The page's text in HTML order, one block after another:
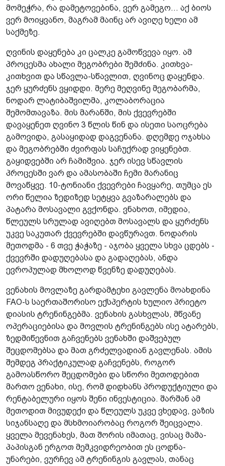
მომეჭრა, რა დამეტოვებინა, ვერ გამეგო... აქ ბიოს
ვერ მოიყვანო, მაგრამ მაინც არ ავიღე ხელი ამ
საქმეზე.
ღვინის დაყენება კი ცალკე გამოწვევა იყო. ამ
პროცესმა ახალი მეგობრები შემძინა. კითხვა-
კითხვით და სწავლა-სწავლით, ღვინოც დაყენდა.
ჯერ ყურძენს ვყიდდი. მერე მეღვინე მეგობარმა,
ნოდარ ლატიბაშვილმა, კოლაბორაცია
შემომთავაზა. მის მარანში, მის ქვევრებში
დავაყენეთ ღვინო 3 წლის წინ და ისეთი საოცრება
გამოვიდა, გასაყიდად დაგვენანა. დღემდე ოჯახსა
და მეგობრებში ძვირფას საჩუქრად ვიყენებთ.
გაყიდვებში არ ჩამიშვია. ჯერ ისევ სწავლის
პროცესში ვარ და ამასობაში ჩემი მარანიც
მოვაწყვე. 10-ტონიანი ქვევრები ჩავყარე, თუმცა ეს
ორი წელია ზედიზედ სეტყვა გვაზარალებს და
პატარა მოსავალი გვქონდა. ვნახოთ, იმედია,
წლეულს სრულად ავიღებთ მოსავალს და ყურძენს
უკვე საკუთარ ქვევრებში დავწურავთ. ნოდარის
მეთოდმა - 6 თვე ჭაჭაზე - აჯობა ყველა სხვა ცდებს -
ქვევრში დადუღებასა და გადაღებას, ანდა
ევროპულად მხოლოდ წვენზე დადუღებას.
ვენახის მოვლაზე გარდამტეხი გავლენა მოახდინა
FAO-ს საერთაშორისო ექსპერტის ხულიო პრიეტო
დიასის ტრენინგებმა. ვენახის გასხვლას, მწვანე
ოპერაციებისა და მოვლის ტრენინგებს ისე ატარებს,
ზედმიწევნით გაჩვენებს ვენახში დაშვებულ
შეცდომებსა და მათ გრძელვადიან გავლენას. ამის
შემდეგ პრაქტიკულად გაჩვენებს, როგორ
გამოასწორო შეცდომები და სწორი მეთოდებით
მართო ვენახი, ისე, რომ დიდხანს პროდუქტიული და
რენტაბელური იყოს შენი ინვესტიცია. შარშან ამ
მეთოდით მივუდექი და წლეულს უკვე ვხედავ, ვაზის
სიჯანსაღე და მსხმოიარობაც როგორ შეიცვალა.
ყველა მევენახეს, მათ შორის იმათაც, ვისაც მამა-
პაპისგან ერგოთ მემკვიდრეობით ეს ცოდნა-
უნარები, ვურჩევ ამ ტრენინგის გავლას, თანაც